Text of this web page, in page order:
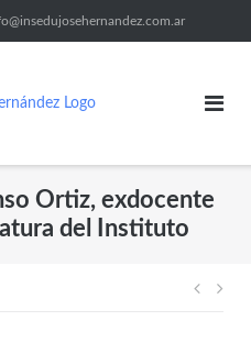
Ortiz, exdocente
del Instituto